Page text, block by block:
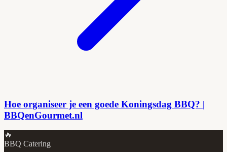
Hoe organiseer je een goede Koningsdag BBQ? |
BBQenGourmet.nl
🔥
BBQ Catering